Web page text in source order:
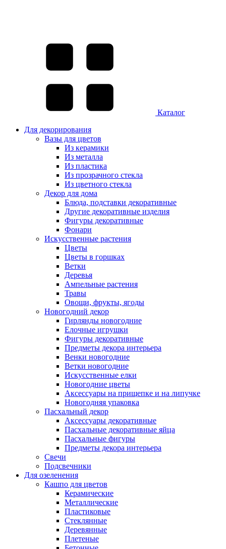
Каталог
Для декорирования
Вазы для цветов
Из керамики
Из металла
Из пластика
Из прозрачного стекла
Из цветного стекла
Декор для дома
Блюда, подставки декоративные
Другие декоративные изделия
Фигуры декоративные
Фонари
Искусственные растения
Цветы
Цветы в горшках
Ветки
Деревья
Ампельные растения
Травы
Овощи, фрукты, ягоды
Новогодний декор
Гирлянды новогодние
Елочные игрушки
Фигуры декоративные
Предметы декора интерьера
Венки новогодние
Ветки новогодние
Искусственные елки
Новогодние цветы
Аксессуары на прищепке и на липучке
Новогодняя упаковка
Пасхальный декор
Аксессуары декоративные
Пасхальные декоративные яйца
Пасхальные фигуры
Предметы декора интерьера
Свечи
Подсвечники
Для озеленения
Кашпо для цветов
Керамические
Металлические
Пластиковые
Стеклянные
Деревянные
Плетеные